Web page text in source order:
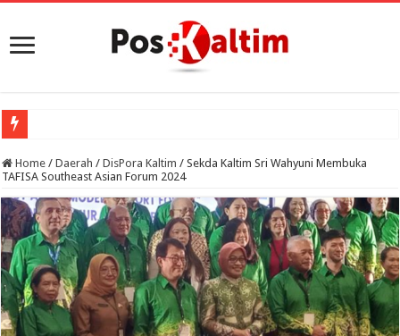
Home / Daerah / DisPora Kaltim / Sekda Kaltim Sri Wahyuni Membuka
TAFISA Southeast Asian Forum 2024